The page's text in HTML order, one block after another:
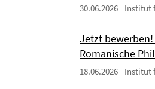
30.06.2026 Institut
Jetzt
Romanische
18.06.2026 Institut